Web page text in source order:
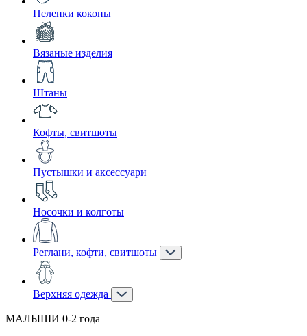
Пеленки коконы
Вязаные изделия
Штаны
Кофты, свитшоты
Пустышки и аксессуари
Носочки и колготы
Реглани, кофти, свитшоты
Верхняя одежда
МАЛЫШИ 0-2 года